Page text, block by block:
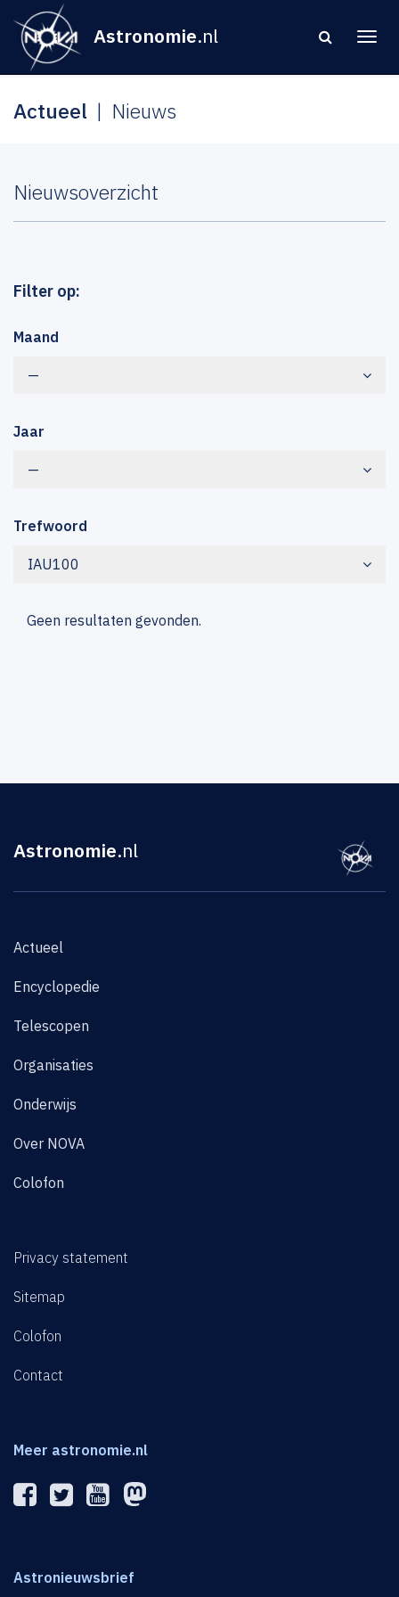
Astronomie.nl
Actueel Nieuws
Nieuwsoverzicht
Filter op:
Maand
—
Jaar
—
Trefwoord
IAU100
Geen resultaten gevonden.
Astronomie.nl
Actueel
Encyclopedie
Telescopen
Organisaties
Onderwijs
Over NOVA
Colofon
Privacy statement
Sitemap
Colofon
Contact
Meer astronomie.nl
Astronieuwsbrief